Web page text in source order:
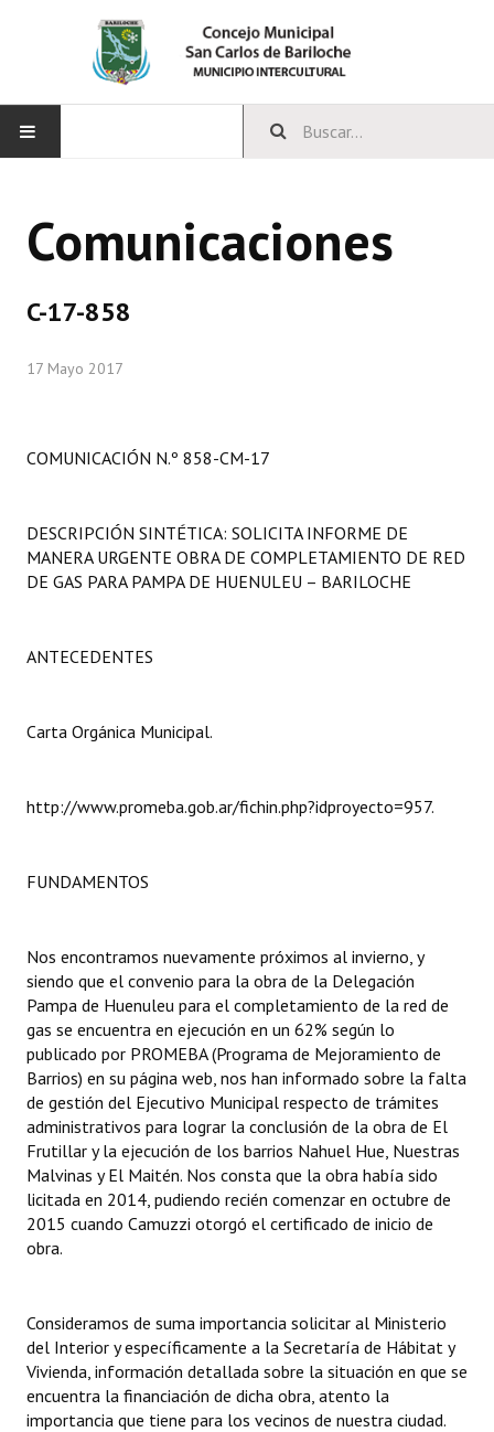
CONCEJO
Comisiones Permanentes
LEGISLACIÓN
Constitución Provincial
Digesto
DOCUMENTOS
Proyectos Presentados
Dictámenes Asesoría Letrada
Actas de Sesión
Informes de Unidad Coordinadora
Ejecución Presupuestaria
Actas de Audiencias Públicas
Comunicaciones
Declaraciones
Resoluciones
Comunicaciones
C-17-858
17 Mayo 2017
COMUNICACIÓN N.º 858-CM-17
DESCRIPCIÓN SINTÉTICA: SOLICITA INFORME DE
MANERA URGENTE OBRA DE COMPLETAMIENTO DE RED
DE GAS PARA PAMPA DE HUENULEU – BARILOCHE
ANTECEDENTES
Carta Orgánica Municipal.
http://www.promeba.gob.ar/fichin.php?idproyecto=957.
FUNDAMENTOS
Nos encontramos nuevamente próximos al invierno, y
siendo que el convenio para la obra de la Delegación
Pampa de Huenuleu para el completamiento de la red de
gas se encuentra en ejecución en un 62% según lo
publicado por PROMEBA (Programa de Mejoramiento de
Barrios) en su página web, nos han informado sobre la falta
de gestión del Ejecutivo Municipal respecto de trámites
administrativos para lograr la conclusión de la obra de El
Frutillar y la ejecución de los barrios Nahuel Hue, Nuestras
Malvinas y El Maitén. Nos consta que la obra había sido
licitada en 2014, pudiendo recién comenzar en octubre de
2015 cuando Camuzzi otorgó el certificado de inicio de
obra.
Consideramos de suma importancia solicitar al Ministerio
del Interior y específicamente a la Secretaría de Hábitat y
Vivienda, información detallada sobre la situación en que se
encuentra la financiación de dicha obra, atento la
importancia que tiene para los vecinos de nuestra ciudad.